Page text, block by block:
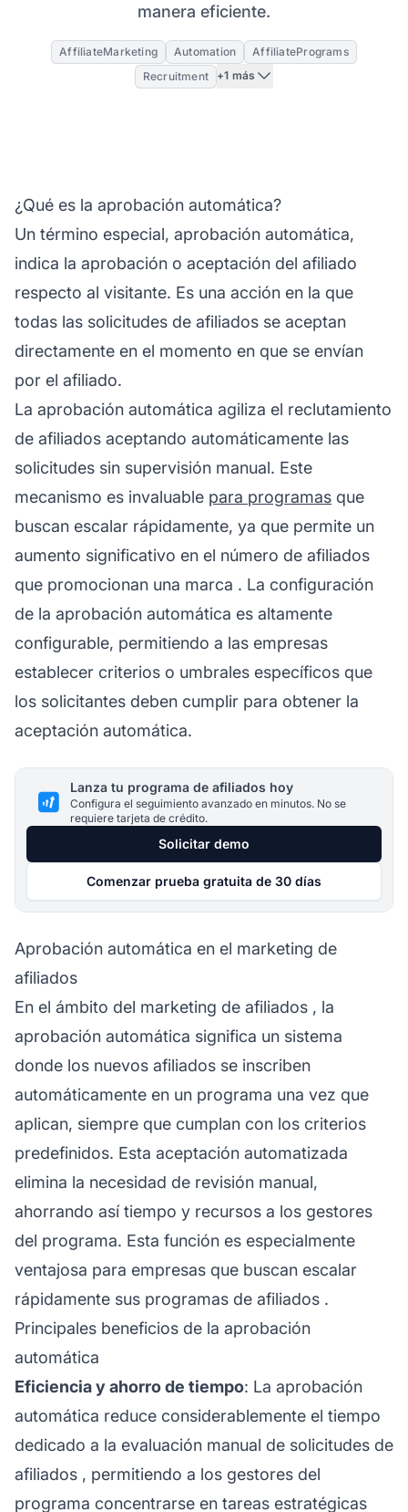
manera eficiente.
AffiliateMarketing Automation
AffiliatePrograms
Recruitment
+1 más
¿Qué es la aprobación automática?
Un término especial, aprobación automática,
indica la aprobación o aceptación del afiliado
respecto al visitante. Es una acción en la que
todas las solicitudes de afiliados se aceptan
directamente en el momento en que se envían
por el afiliado.
La aprobación automática agiliza el reclutamiento
de afiliados aceptando automáticamente las
solicitudes sin supervisión manual. Este
mecanismo es invaluable para programas que
buscan escalar rápidamente, ya que permite un
aumento significativo en el número de afiliados
que promocionan una marca . La configuración
de la aprobación automática es altamente
configurable, permitiendo a las empresas
establecer criterios o umbrales específicos que
los solicitantes deben cumplir para obtener la
aceptación automática.
Lanza tu programa de afiliados hoy
Configura el seguimiento avanzado en minutos. No se
requiere tarjeta de crédito.
Solicitar demo
Comenzar prueba gratuita de 30 días
Aprobación automática en el marketing de
afiliados
En el ámbito del marketing de afiliados , la
aprobación automática significa un sistema
donde los nuevos afiliados se inscriben
automáticamente en un programa una vez que
aplican, siempre que cumplan con los criterios
predefinidos. Esta aceptación automatizada
elimina la necesidad de revisión manual,
ahorrando así tiempo y recursos a los gestores
del programa. Esta función es especialmente
ventajosa para empresas que buscan escalar
rápidamente sus programas de afiliados .
Principales beneficios de la aprobación
automática
Eficiencia y ahorro de tiempo: La aprobación
automática reduce considerablemente el tiempo
dedicado a la evaluación manual de solicitudes de
afiliados , permitiendo a los gestores del
programa concentrarse en tareas estratégicas